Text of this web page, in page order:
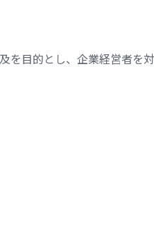
目的とし、企業経営者を